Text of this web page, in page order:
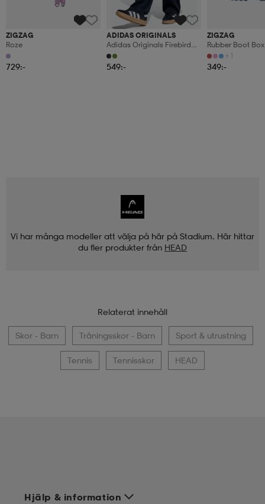
ZIGZAG
Roze
729:-
ADIDAS ORIGINALS
Adidas Originals Firebird
Loose Träningsbyxor
549:-
ZIGZAG
Rubber Boot Box
+1
349:-
Vi har många modeller att välja på här på Stadium. Här hittar
du fler produkter från HEAD
Relaterat innehåll
Skor - Barn Träningsskor - Barn Sport & utrustning
Tennis Tennisskor HEAD
Hjälp & information